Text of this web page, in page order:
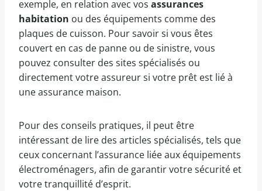
exemple, en relation avec vos assurances
habitation ou des équipements comme des
plaques de cuisson. Pour savoir si vous êtes
couvert en cas de panne ou de sinistre, vous
pouvez consulter des sites spécialisés ou
directement votre assureur si votre prêt est lié à
une assurance maison.
Pour des conseils pratiques, il peut être
intéressant de lire des articles spécialisés, tels que
ceux concernant l’assurance liée aux équipements
électroménagers, afin de garantir votre sécurité et
votre tranquillité d’esprit.